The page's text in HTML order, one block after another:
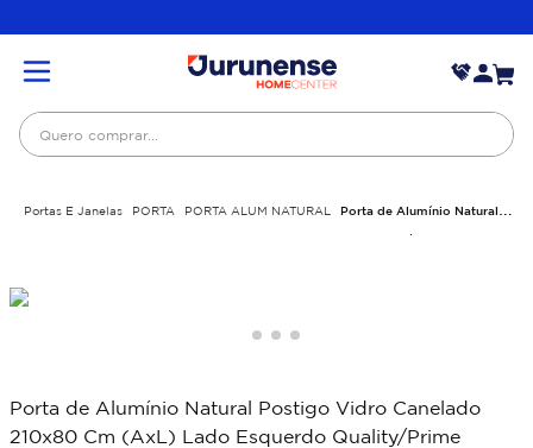
Quero comprar...
Portas E Janelas PORTA PORTA ALUM NATURAL Porta de Alumínio Natural
Postigo Vidro Canelado 210x80 Cm (AxL) Lado Esquerdo Quality/Prime
Porta de Alumínio Natural Postigo Vidro Canelado
210x80 Cm (AxL) Lado Esquerdo Quality/Prime